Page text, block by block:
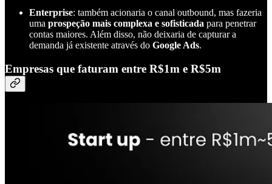
Enterprise: também acionaria o canal outbound, mas fazeria
uma prospeção mais complexa e sofisticada para penetrar
contas maiores. Além disso, não deixaria de capturar a
demanda já existente através do Google Ads.
Empresas que faturam entre R$1m e R$5m